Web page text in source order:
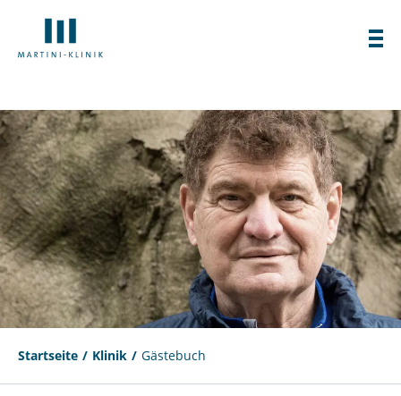
Startseite Klinik Gästebuch